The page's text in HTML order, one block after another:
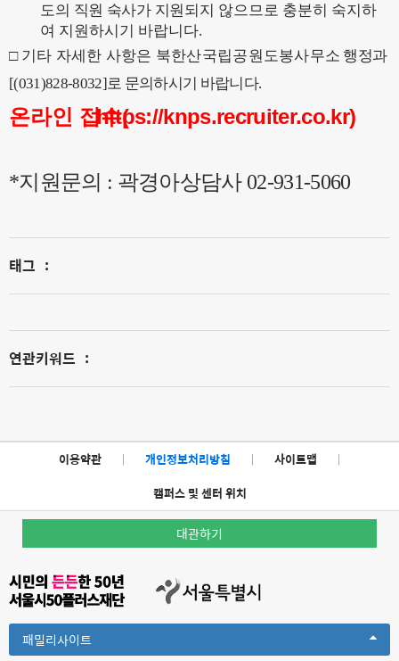
도의 직원 숙사가 지원 되지 않으므로 충분히 숙지하
여 지원하시기 바랍니다.
□ 기타 자세한 사항은 북한산국립공원도봉사무소 행정과
[(031)828-8032]로 문의하시기 바랍니다.
온라인 접수(https://knps.recruiter.co.kr)
*지원문의 : 곽경아상담사 02-931-5060
태그 :
연관키워드 :
이용약관 | 개인정보처리방침 | 사이트맵
|
캠퍼스 및 센터 위치
대관하기
패밀리사이트Toggle
Dropdown